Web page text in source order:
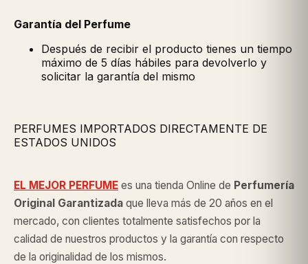
Garantía del Perfume
Después de recibir el producto tienes un tiempo
máximo de 5 días hábiles para devolverlo y
solicitar la garantía del mismo
PERFUMES IMPORTADOS DIRECTAMENTE DE
ESTADOS UNIDOS
EL MEJOR PERFUME es una tienda Online de Perfumería
Original Garantizada que lleva más de 20 años en el
mercado, con clientes totalmente satisfechos por la
calidad de nuestros productos y la garantía con respecto
de la originalidad de los mismos.